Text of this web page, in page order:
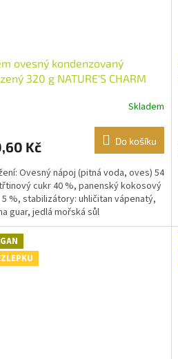
ovesný kondenzovaný
320 g NATURE'S CHARM
Skladem
Kč Do košíku
Ovesný nápoj (pitná voda, oves) 54
cukr 40 %, panenský kokosový
%, stabilizátory: uhličitan vápenatý,
guar, jedlá mořská sůl